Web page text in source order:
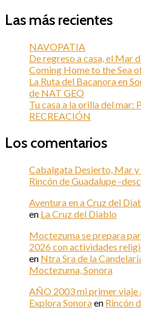
Las más recientes
NAVOPATIA
De regreso a casa, el Mar
Coming Home to the Sea
La Ruta del Bacanora en
de NAT GEO
Tu casa a la orilla del
RECREACIÓN
Los comentarios
Cabalgata Desierto, Mar
Rincón de Guadalupe -
Aventura en a Cruz del
en La Cruz del Diablo
Moctezuma se prepara
2026 con actividades
en Ntra Sra de la
Moctezuma, Sonora
AÑO 2003 mi primer viaje
Explora Sonoraen Rincón